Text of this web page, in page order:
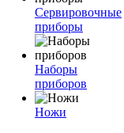
Сервировочные
приборы
Наборы
приборов
Ножи